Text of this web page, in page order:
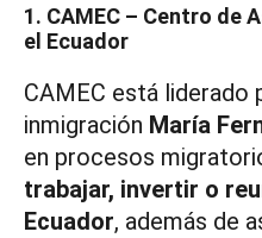
1. CAMEC – Centro de
el Ecuador
CAMEC está liderado
inmigración María
en procesos
trabajar, invertir o
Ecuador, además de